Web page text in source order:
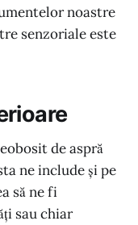
noastre
senzoriale este
de aspră
ne include și pe
să ne fi
sau chiar